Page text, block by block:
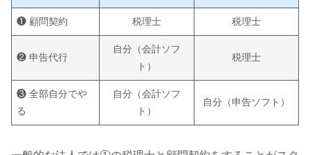
❶ 顧問契約 税理士 税理士
❷ 申告代行
自分（会計ソフ
ト）
税理士
❸ 全部自分でや
る
自分（会計ソフ
ト）
自分（申告ソフト）